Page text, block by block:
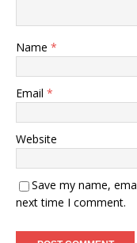
Name *
Email *
Website
Save my name,
next time I comment.